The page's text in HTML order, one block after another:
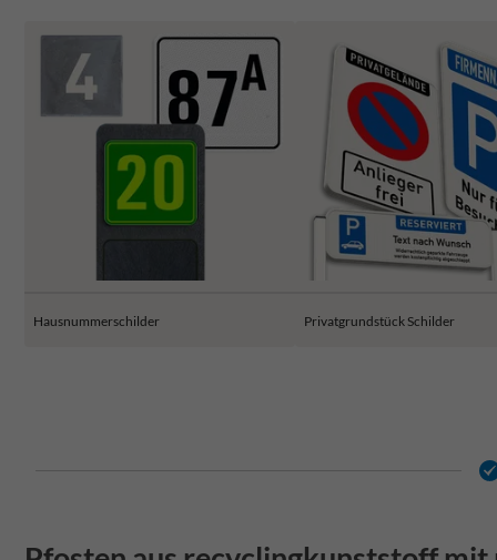
Hausnummerschilder Privatgrundstück Schilder